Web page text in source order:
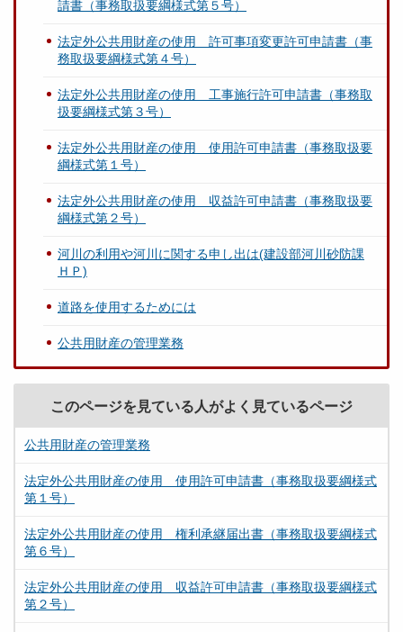
請書（事務取扱要綱様式第５号）
法定外公共用財産の使用 許可事項変更許可申請書（事
務取扱要綱様式第４号）
法定外公共用財産の使用 工事施行許可申請書（事務取
扱要綱様式第３号）
法定外公共用財産の使用 使用許可申請書（事務取扱要
綱様式第１号）
法定外公共用財産の使用 収益許可申請書（事務取扱要
綱様式第２号）
河川の利用や河川に関する申し出は(建設部河川砂防課
ＨＰ)
道路を使用するためには
公共用財産の管理業務
このページを見ている人がよく見ているページ
公共用財産の管理業務
法定外公共用財産の使用 使用許可申請書（事務取扱要綱様式
第１号）
法定外公共用財産の使用 権利承継届出書（事務取扱要綱様式
第６号）
法定外公共用財産の使用 収益許可申請書（事務取扱要綱様式
第２号）